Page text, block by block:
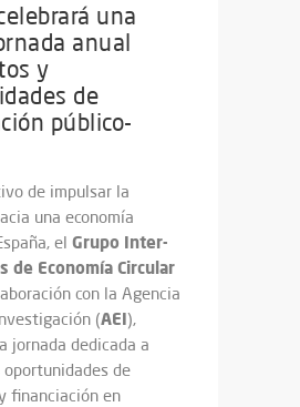
una
anual
y
de
público-
de impulsar la
una economía
el Grupo Inter-
de Economía Circular
con la Agencia
(AEI),
jornada dedicada a
de
financiación en